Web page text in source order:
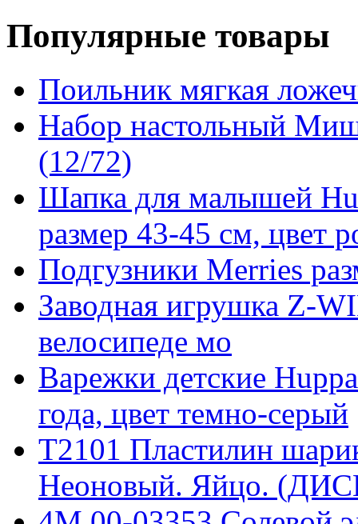
Популярные товары
Поильник мягкая
Набор настольный
(12/72)
Шапка для малышей
размер 43-45 см, цвет
Подгузники Merries
Заводная игрушка Z-
велосипеде мо
Варежки детские
года, цвет темно-серый
T2101 Пластилин
Неоновый. Яйцо.